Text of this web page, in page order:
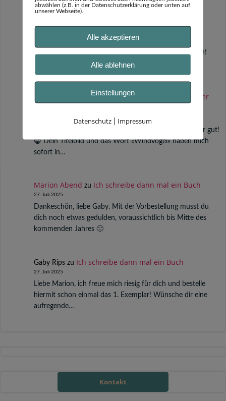
Marion Abend
Hallo Susanne, wie schön, auch von dir wieder zu lesen!
Herzliche Grüße in die Schweiz!
Susanne Wagner Atemsinnzu
12 von 12 im Oktober
Liebe Marion Dein genervter Windvogel gefällt mir sehr gut!
😁 Dein Titelbild und das Wort «Windvogel» haben mich
sofort in…
Marion Abend zu Ich schreibe dann mal ein Buch
27. Juli 2025
Dankeschön, liebe Gaby. Mit der Vorbestellung musst du
dich noch etwas gedulden, voraussichtlich bis Mitte des
kommenden Jahres 🙂
Gaby Ripszu Ich schreibe dann mal ein Buch
27. Juli 2025
Liebe Marion, ich freue mich riesig für dich und bestelle
hiermit schon einmal das 1. Exemplar! Wünsche dir eine
aufregende…
Kontakt
abwählen (z.B. in der Datenschutzerklärung oder unten auf
unserer Webseite).
Alle akzeptieren
Alle ablehnen
Einstellungen
Datenschutz Impressum